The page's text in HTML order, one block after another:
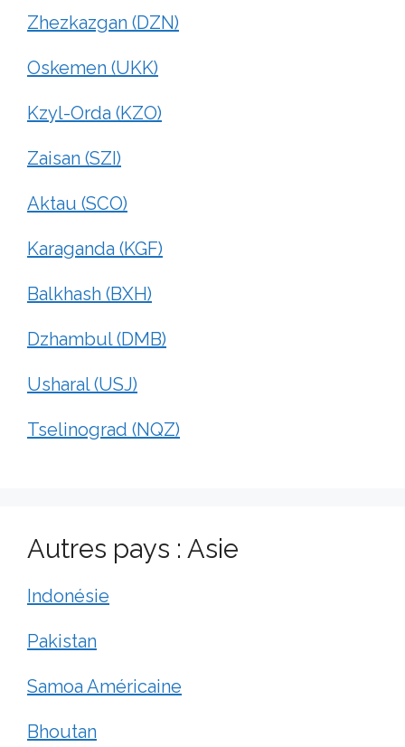
Zhezkazgan (DZN)
Oskemen (UKK)
Kzyl-Orda (KZO)
Zaisan (SZI)
Aktau (SCO)
Karaganda (KGF)
Balkhash (BXH)
Dzhambul (DMB)
Usharal (USJ)
Tselinograd (NQZ)
Autres pays : Asie
Indonésie
Pakistan
Samoa Américaine
Bhoutan